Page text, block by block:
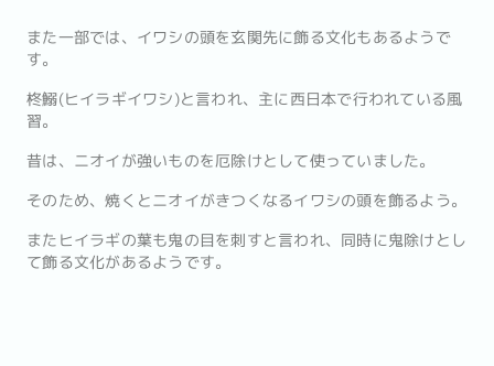
また一部では、イワシの頭を玄関先に飾る文化もあるようで
す。
柊鰯(ヒイラギイワシ)と言われ、主に西日本で行われている風
習。
昔は、ニオイが強いものを厄除けとして使っていました。
そのため、焼くとニオイがきつくなるイワシの頭を飾るよう。
またヒイラギの葉も鬼の目を刺すと言われ、同時に鬼除けとし
て飾る文化があるようです。